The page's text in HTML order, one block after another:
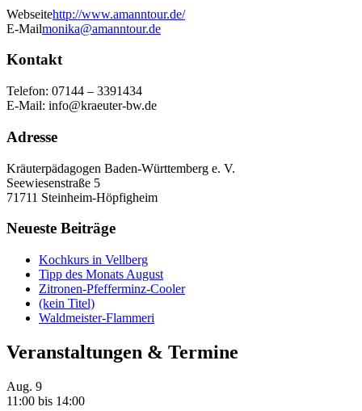
Webseitehttp://www.amanntour.de/
E-Mailmonika@amanntour.de
Kontakt
Telefon: 07144 – 3391434
E-Mail: info@kraeuter-bw.de
Adresse
Kräuterpädagogen Baden-Württemberg e. V.
Seewiesenstraße 5
71711 Steinheim-Höpfigheim
Neueste Beiträge
Kochkurs in Vellberg
Tipp des Monats August
Zitronen-Pfefferminz-Cooler
(kein Titel)
Waldmeister-Flammeri
Veranstaltungen & Termine
Aug. 9
11:00 bis 14:00